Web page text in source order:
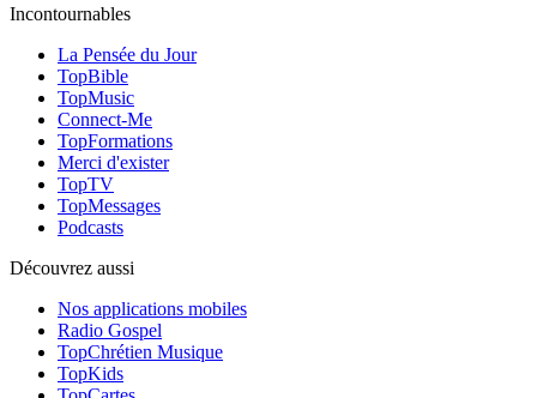
Incontournables
La Pensée du Jour
TopBible
TopMusic
Connect-Me
TopFormations
Merci d'exister
TopTV
TopMessages
Podcasts
Découvrez aussi
Nos applications mobiles
Radio Gospel
TopChrétien Musique
TopKids